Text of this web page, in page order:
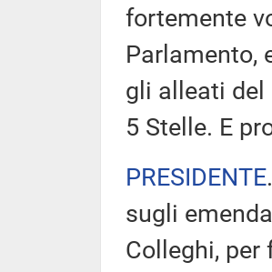
fortemente
Parlamento,
gli alleati del
5 Stelle. E
PRESIDENTE
sugli
Colleghi, per